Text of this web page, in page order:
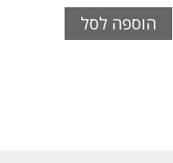
הוספה לסל